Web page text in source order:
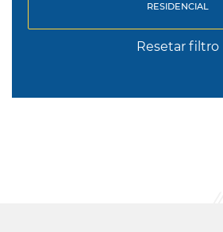
RESIDENCIAL
Resetar filtro